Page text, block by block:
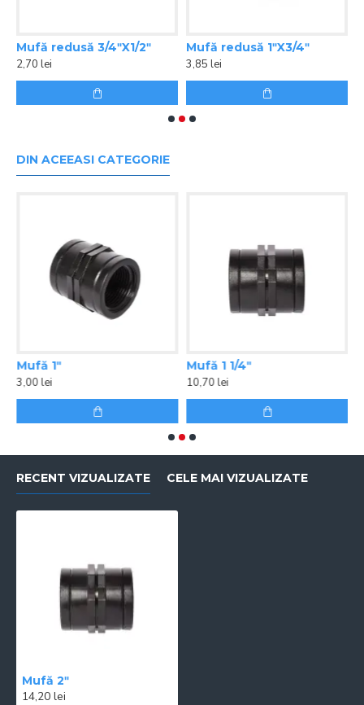
Mufă redusă 3/4ʺX1/2ʺ
2,70 lei
Mufă redusă 1ʺX3/4ʺ
3,85 lei
DIN ACEEASI CATEGORIE
Mufă 1ʺ
3,00 lei
Mufă 1 1/4ʺ
10,70 lei
RECENT VIZUALIZATE CELE MAI VIZUALIZATE
Mufă 2ʺ
14,20 lei